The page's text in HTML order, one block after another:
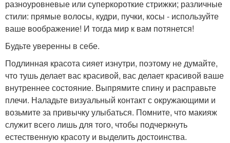
разноуровневые или суперкороткие стрижки; различные
стили: прямые волосы, кудри, пучки, косы - используйте
ваше воображение! И тогда мир к вам потянется!
Будьте уверенны в себе.
Подлинная красота сияет изнутри, поэтому не думайте,
что тушь делает вас красивой, вас делает красивой ваше
внутреннее состояние. Выпрямите спину и расправьте
плечи. Наладьте визуальный контакт с окружающими и
возьмите за привычку улыбаться. Помните, что макияж
служит всего лишь для того, чтобы подчеркнуть
естественную красоту и выделить достоинства.